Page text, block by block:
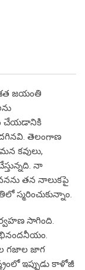
జయంతి
చేయడానికి
తెలంగాణ
కవులు,
నా
తన నాలుకపై
స్మరించుకున్నాం.
సాగింది.
గజాల జాగ
ఇప్పుడు కాళోజీ